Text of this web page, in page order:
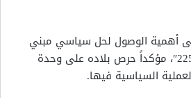
أهمية الوصول لحل سياسي مبني
على قرار مجلس الأمن 2254″، مؤكداً حرص بلاده على وحدة
السياسية فيها.